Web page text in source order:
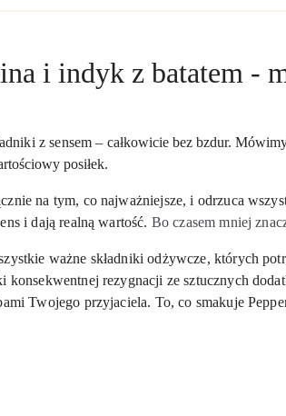
i indyk z batatem -
z sensem – całkowicie bez bzdur.
posiłek.
na tym, co najważniejsze, i odrzuca
i dają realną wartość. Bo czasem mniej
ważne składniki odżywcze, których
rezygnacji ze sztucznych
Twojego przyjaciela. To, co smakuje